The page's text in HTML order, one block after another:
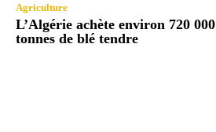
Agriculture
L’Algérie achète environ 720 000
tonnes de blé tendre